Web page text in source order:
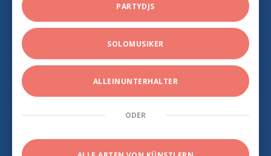
PARTYDJS
SOLOMUSIKER
ALLEINUNTERHALTER
ODER